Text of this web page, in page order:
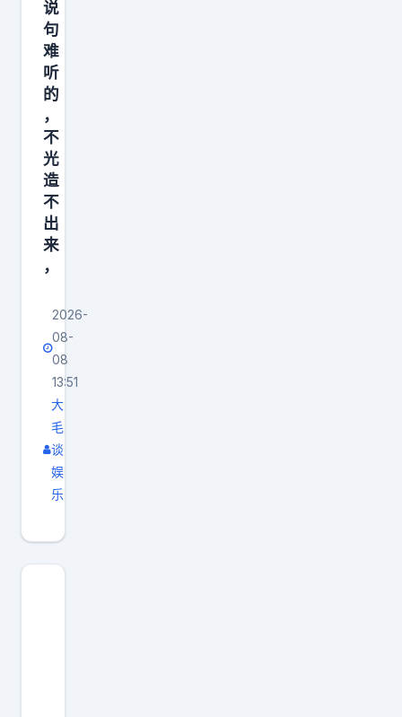
说
句
难
听
的
，
不
光
造
不
出
来
，
2026-
08-
08
13:51
大
毛
谈
娱
乐